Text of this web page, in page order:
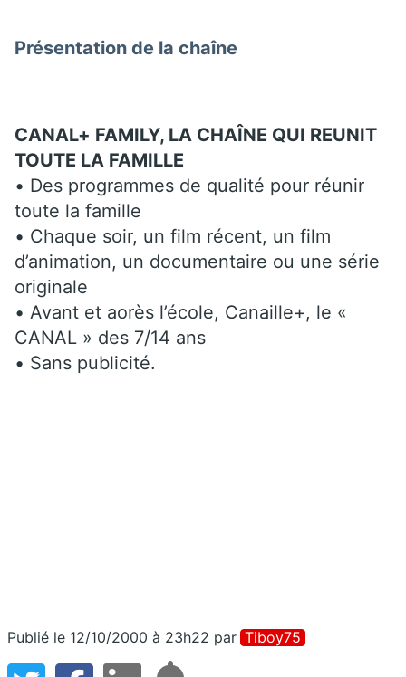
Présentation de la chaîne
CANAL+ FAMILY, LA CHAÎNE QUI REUNIT
TOUTE LA FAMILLE
• Des programmes de qualité pour réunir
toute la famille
• Chaque soir, un film récent, un film
d’animation, un documentaire ou une série
originale
• Avant et aorès l’école, Canaille+, le «
CANAL » des 7/14 ans
• Sans publicité.
Publié le 12/10/2000 à 23h22 par Tiboy75